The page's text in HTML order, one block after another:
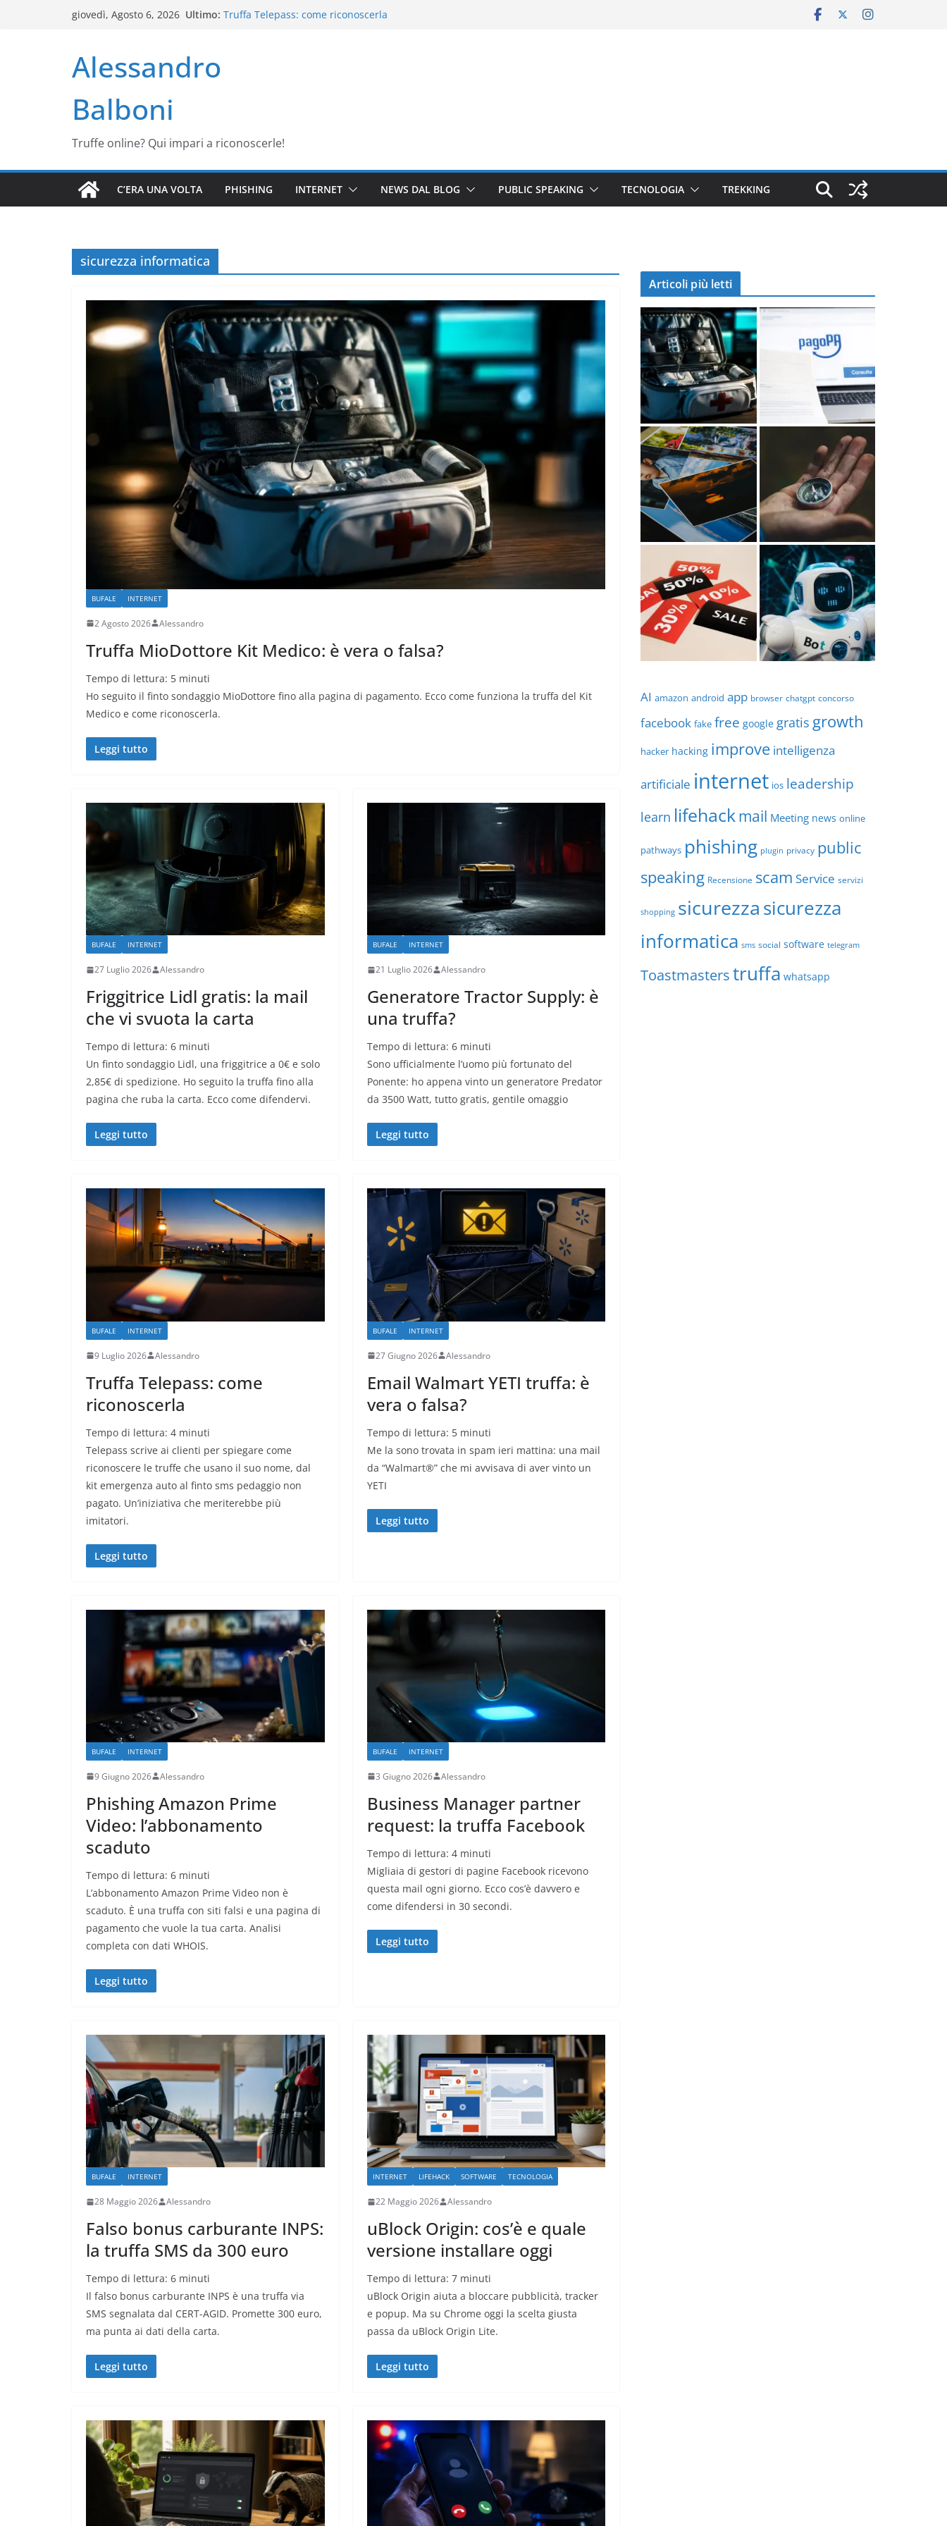
giovedì, Agosto 6, 2026 Ultimo: Truffa Telepass: come riconoscerla
Alessandro
Balboni
Truffe online? Qui impari a riconoscerle!
C’ERA UNA VOLTA PHISHING INTERNET NEWS DAL BLOG PUBLIC SPEAKING TECNOLOGIA TREKKING
sicurezza informatica
BUFALE INTERNET
2 Agosto 2026 Alessandro
Truffa MioDottore Kit Medico: è vera o falsa?
Tempo di lettura: 5 minuti
Ho seguito il finto sondaggio MioDottore fino alla pagina di pagamento. Ecco come funziona la truffa del Kit
Medico e come riconoscerla.
Leggi tutto
BUFALE INTERNET
27 Luglio 2026 Alessandro
Friggitrice Lidl gratis: la mail
che vi svuota la carta
Tempo di lettura: 6 minuti
Un finto sondaggio Lidl, una friggitrice a 0€ e solo
2,85€ di spedizione. Ho seguito la truffa fino alla
pagina che ruba la carta. Ecco come difendervi.
Leggi tutto
BUFALE INTERNET
21 Luglio 2026 Alessandro
Generatore Tractor Supply: è
una truffa?
Tempo di lettura: 6 minuti
Sono ufficialmente l’uomo più fortunato del
Ponente: ho appena vinto un generatore Predator
da 3500 Watt, tutto gratis, gentile omaggio
Leggi tutto
BUFALE INTERNET
9 Luglio 2026 Alessandro
Truffa Telepass: come
riconoscerla
Tempo di lettura: 4 minuti
Telepass scrive ai clienti per spiegare come
riconoscere le truffe che usano il suo nome, dal
kit emergenza auto al finto sms pedaggio non
pagato. Un’iniziativa che meriterebbe più
imitatori.
Leggi tutto
BUFALE INTERNET
27 Giugno 2026 Alessandro
Email Walmart YETI truffa: è
vera o falsa?
Tempo di lettura: 5 minuti
Me la sono trovata in spam ieri mattina: una mail
da “Walmart®” che mi avvisava di aver vinto un
YETI
Leggi tutto
BUFALE INTERNET
9 Giugno 2026 Alessandro
Phishing Amazon Prime
Video: l’abbonamento
scaduto
Tempo di lettura: 6 minuti
L’abbonamento Amazon Prime Video non è
scaduto. È una truffa con siti falsi e una pagina di
pagamento che vuole la tua carta. Analisi
completa con dati WHOIS.
Leggi tutto
BUFALE INTERNET
3 Giugno 2026 Alessandro
Business Manager partner
request: la truffa Facebook
Tempo di lettura: 4 minuti
Migliaia di gestori di pagine Facebook ricevono
questa mail ogni giorno. Ecco cos’è davvero e
come difendersi in 30 secondi.
Leggi tutto
BUFALE INTERNET
28 Maggio 2026 Alessandro
Falso bonus carburante INPS:
la truffa SMS da 300 euro
Tempo di lettura: 6 minuti
Il falso bonus carburante INPS è una truffa via
SMS segnalata dal CERT-AGID. Promette 300 euro,
ma punta ai dati della carta.
Leggi tutto
INTERNET LIFEHACK SOFTWARE TECNOLOGIA
22 Maggio 2026 Alessandro
uBlock Origin: cos’è e quale
versione installare oggi
Tempo di lettura: 7 minuti
uBlock Origin aiuta a bloccare pubblicità, tracker
e popup. Ma su Chrome oggi la scelta giusta
passa da uBlock Origin Lite.
Leggi tutto
Articoli più letti
AI amazon android app browser chatgpt concorso
facebook fake free google gratis growth
hacker hacking improve intelligenza
artificiale internet ios leadership
learn lifehackmail Meeting news online
pathways phishing plugin privacy public
speaking Recensione scam Service servizi
shopping sicurezzasicurezza
informatica sms social software telegram
Toastmasterstruffa whatsapp